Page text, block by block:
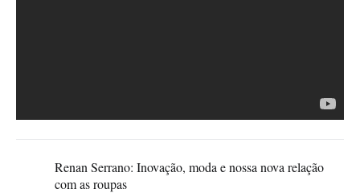
Renan Serrano: Inovação, moda e nossa nova relação
com as roupas